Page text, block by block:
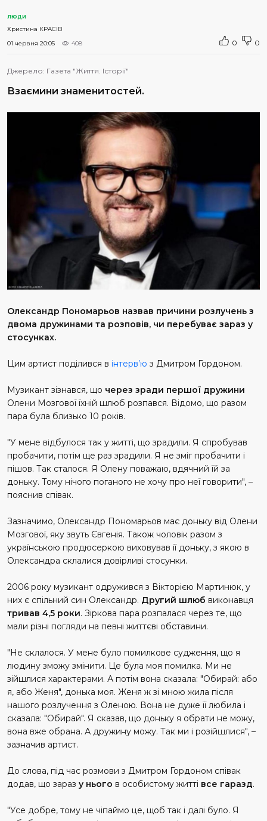
ЛЮДИ
Христина КРАСІВ
01 червня 20:05
408 0 0
Джерело: Газета "Життя. Історії"
Взаємини знаменитостей.
Олександр Пономарьов назвав причини розлучень з
двома дружинами та розповів, чи перебуває зараз у
стосунках.
Цим артист поділився в інтерв’ю з Дмитром Гордоном.
Музикант зізнався, що через зради першої дружини
Олени Мозгової їхній шлюб розпався. Відомо, що разом
пара була близько 10 років.
"У мене відбулося так у житті, що зрадили. Я спробував
пробачити, потім ще раз зрадили. Я не зміг пробачити і
пішов. Так сталося. Я Олену поважаю, вдячний їй за
доньку. Тому нічого поганого не хочу про неї говорити", –
пояснив співак.
Зазначимо, Олександр Пономарьов має доньку від Олени
Мозгової, яку звуть Євгенія. Також чоловік разом з
українською продюсеркою виховував її доньку, з якою в
Олександра склалися довірливі стосунки.
2006 року музикант одружився з Вікторією Мартинюк, у
них є спільний син Олександр. Другий шлюб виконавця
тривав 4,5 роки. Зіркова пара розпалася через те, що
мали різні погляди на певні життєві обставини.
"Не склалося. У мене було помилкове судження, що я
людину зможу змінити. Це була моя помилка. Ми не
зійшлися характерами. А потім вона сказала: "Обирай: або
я, або Женя", донька моя. Женя ж зі мною жила після
нашого розлучення з Оленою. Вона не дуже її любила і
сказала: "Обирай". Я сказав, що доньку я обрати не можу,
вона вже обрана. А дружину можу. Так ми і розійшлися", –
зазначив артист.
До слова, під час розмови з Дмитром Гордоном співак
додав, що зараз у нього в особистому житті все гаразд.
"Усе добре, тому не чіпаймо це, щоб так і далі було. Я